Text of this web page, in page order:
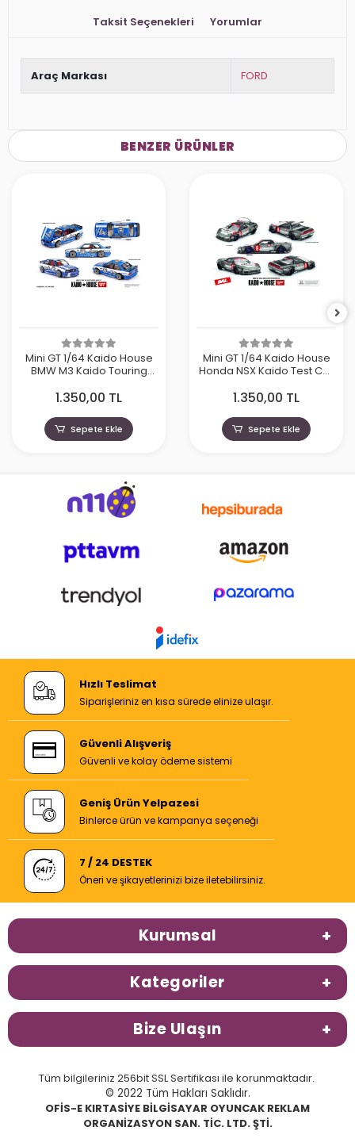
Taksit Seçenekleri Yorumlar
Araç Markası FORD
BENZER ÜRÜNLER
Mini GT 1/64 Kaido House
BMW M3 Kaido Touring
1.350,00 TL
Sepete Ekle
Mini GT 1/64 Kaido House
Honda NSX Kaido Test Car
1.350,00 TL
Sepete Ekle
Hızlı Teslimat
Siparişleriniz en kısa sürede elinize ulaşır.
Güvenli Alışveriş
Güvenli ve kolay ödeme sistemi
Geniş Ürün Yelpazesi
Binlerce ürün ve kampanya seçeneği
7 / 24 DESTEK
Öneri ve şikayetlerinizi bize iletebilirsiniz.
Kurumsal
Kategoriler
Bize Ulaşın
Tüm bilgileriniz 256bit SSL Sertifikası ile korunmaktadır.
© 2022 Tüm Hakları Saklıdır.
OFİS-E KIRTASİYE BİLGİSAYAR OYUNCAK REKLAM
ORGANİZASYON SAN. TİC. LTD. ŞTİ.